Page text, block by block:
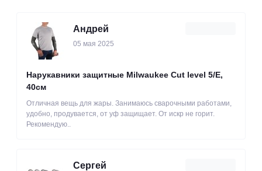
Андрей
05 мая 2025
Нарукавники защитные Milwaukee Cut level 5/Е,
40см
Отличная вещь для жары. Занимаюсь сварочными работами,
удобно, продувается, от уф защищает. От искр не горит.
Рекомендую..
Сергей